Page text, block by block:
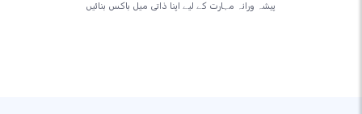
پیشہ ورانہ مہارت کے لیے اپنا ذاتی میل باکس بنائیں